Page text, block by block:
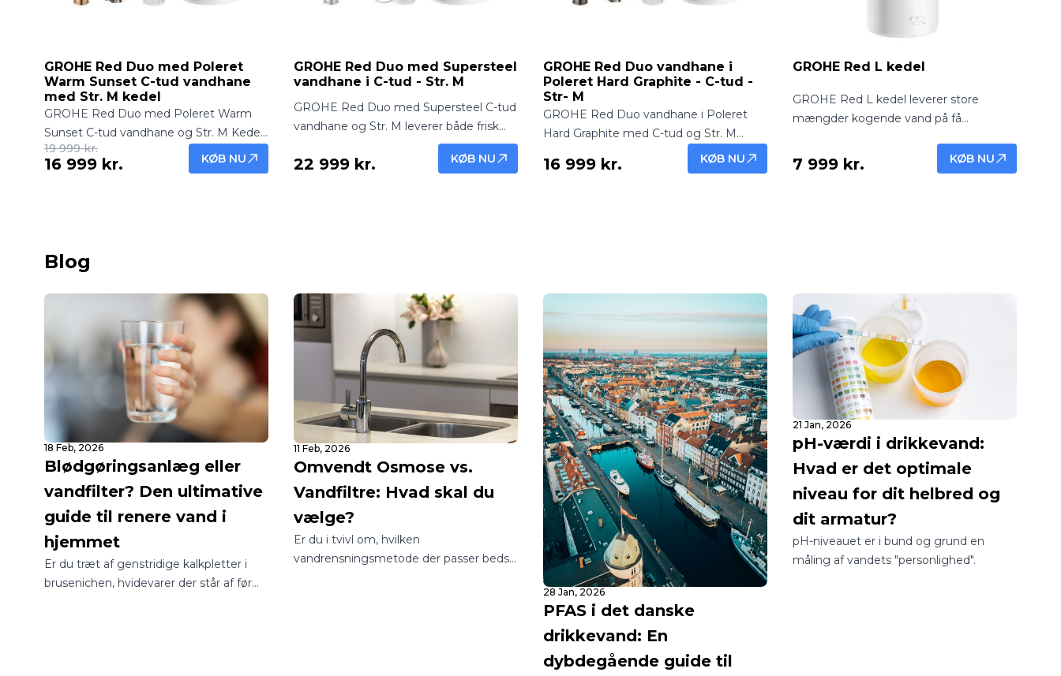
GROHE Red Duo med Poleret
Warm Sunset C-tud vandhane
med Str. M kedel
GROHE Red Duo med Poleret Warm
Sunset C-tud vandhane og Str. M Kedel
leverer både frisk filtreret vand og
kogende vand direkte fra hanen.
19 999 kr.
16 999 kr. KØB NU
GROHE Red Duo med Supersteel
vandhane i C-tud - Str. M
GROHE Red Duo med Supersteel C-tud
vandhane og Str. M leverer både frisk
filtreret vand og kogende vand direkte
fra hanen. Robust og elegant
22 999 kr. KØB NU
GROHE Red Duo vandhane i
Poleret Hard Graphite - C-tud -
Str- M
GROHE Red Duo vandhane i Poleret
Hard Graphite med C-tud og Str. M
leverer både frisk filtreret vand og
kogende vand direkte fra hanen.
16 999 kr. KØB NU
GROHE Red L kedel
GROHE Red L kedel leverer store
mængder kogende vand på få
køkkener, hvor der er brug for
effektivitet, komfort og sikkerhed.
7 999 kr. KØB NU
Blog
18 Feb, 2026
Blødgøringsanlæg eller
vandfilter? Den ultimative
guide til renere vand i
hjemmet
Er du træt af genstridige kalkpletter i
brusenichen, hvidevarer der står af før
11 Feb, 2026
Omvendt Osmose vs.
Vandfiltre: Hvad skal du
vælge?
Er du i tvivl om, hvilken
vandrensningsmetode der passer bedst
28 Jan, 2026
PFAS i det danske
drikkevand: En
dybdegående guide til
21 Jan, 2026
pH-værdi i drikkevand:
Hvad er det optimale
niveau for dit helbred og
dit armatur?
pH-niveauet er i bund og grund en
måling af vandets "personlighed".